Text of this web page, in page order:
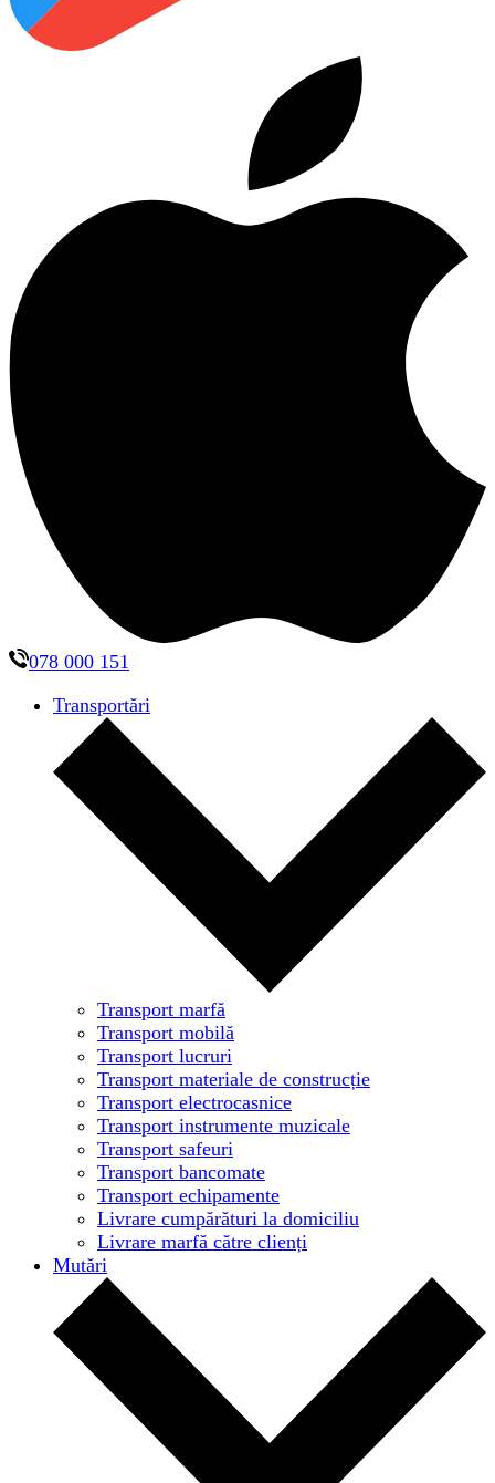
078 000 151
Transportări
Transport marfă
Transport mobilă
Transport lucruri
Transport materiale de construcție
Transport electrocasnice
Transport instrumente muzicale
Transport safeuri
Transport bancomate
Transport echipamente
Livrare cumpărături la domiciliu
Livrare marfă către clienți
Mutări